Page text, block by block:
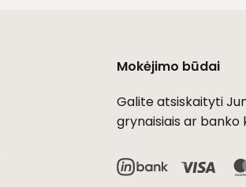
Mokėjimo būdai
Galite atsiskaityti
grynaisiais ar
Visa